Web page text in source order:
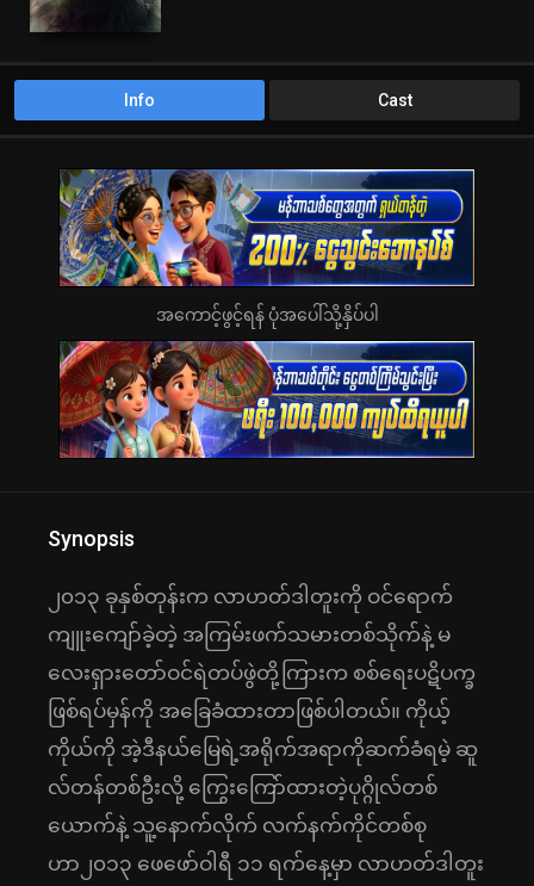
Info Cast
အကောင့်ဖွင့်ရန် ပုံအပေါ်သို့နှိပ်ပါ
Synopsis
၂၀၁၃ ခုနှစ်တုန်းက လာဟတ်ဒါတူးကို ဝင်ရောက်
ကျူးကျော်ခဲ့တဲ့ အကြမ်းဖက်သမားတစ်သိုက်နဲ့ မ
လေးရှားတော်ဝင်ရဲတပ်ဖွဲတို့ကြားက စစ်ရေးပဋိပက္ခ
ဖြစ်ရပ်မှန်ကို အခြေခံထားတာဖြစ်ပါတယ်။ ကိုယ့်
ကိုယ်ကို အဲ့ဒီနယ်မြေရဲ့အရိုက်အရာကိုဆက်ခံရမဲ့ ဆူ
လ်တန်တစ်ဦးလို့ ကြွေးကြော်ထားတဲ့ပုဂ္ဂိုလ်တစ်
ယောက်နဲ့ သူ့နောက်လိုက် လက်နက်ကိုင်တစ်စု
ဟာ၂၀၁၃ ဖေဖော်ဝါရီ ၁၁ ရက်နေ့မှာ လာဟတ်ဒါတူး